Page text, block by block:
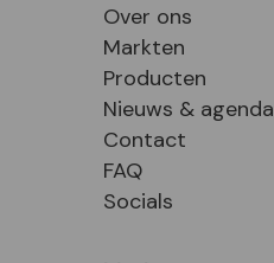
Over ons
Markten
Producten
Nieuws & agenda
Contact
FAQ
Socials